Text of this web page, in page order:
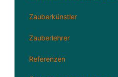
Zauberkünstler
Zauberlehrer
Referenzen